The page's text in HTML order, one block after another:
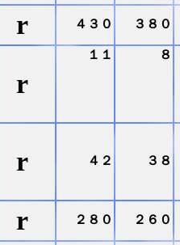
r ４３０ ３８０
r
１１ ８
r ４２ ３８
r ２８０ ２６０